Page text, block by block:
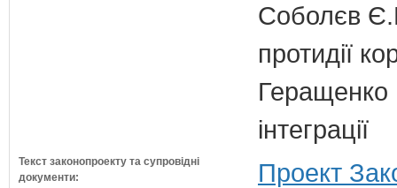
Соболєв
протидії
Геращенко
інтеграції
Текст законопроекту та супровідні
документи:
Проект